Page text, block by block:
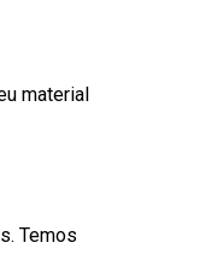
material
Temos